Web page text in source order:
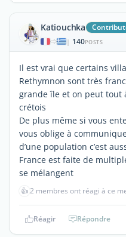
Katiouchka
| 140POSTS
Il est vrai que certains
Rethymnon sont très
grande île et on peut tout
crétois
De plus même si vous
vous oblige à
d’une population c’est
France est faite de
se mélangent
👍2 membres ont réagi à ce
Réagir Répondre